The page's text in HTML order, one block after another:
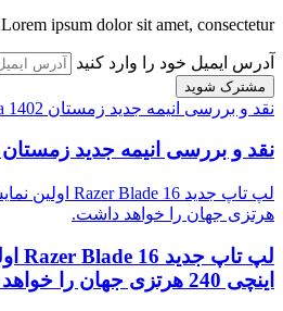
Lorem ipsum dolor sit amet, consectetur.
آدرس ایمیل خود را وارد کنید
نقد و بررسی انیمه جدید زمستان 1402 Ishura ایشورا
نقد و بررسی انیمه جدید زمستان 1402 Ishura ایشورا
هرتزی جهان را خواهد داشت.
اینچی 240 هرتزی جهان را خواهد داشت.